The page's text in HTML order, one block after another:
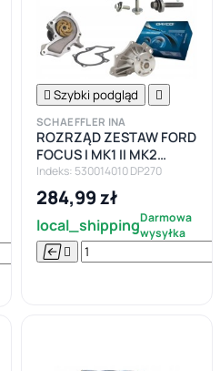


Do
 Szybki podgląd 
SCHAEFFLER INA
ROZRZĄD ZESTAW FORD
FOCUS I MK1 II MK2
PUMA FUSION FIESTA
1.25 1.4 1.6 16V
Indeks: 530014010 DP270
284,99 zł
local_shippingDarmowa
wysyłka
 